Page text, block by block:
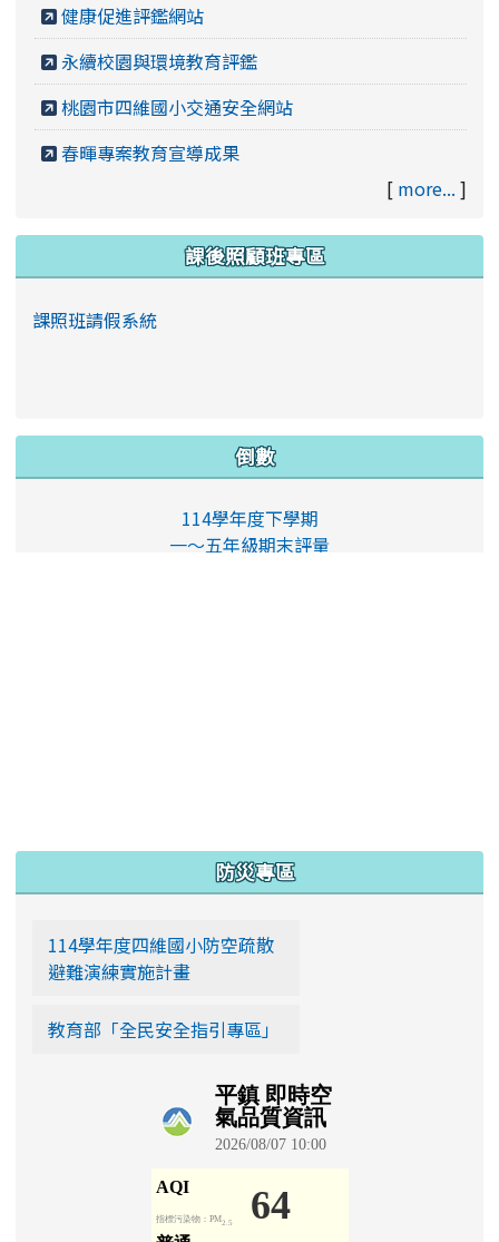
健康促進評鑑網站
永續校園與環境教育評鑑
桃園市四維國小交通安全網站
春暉專案教育宣導成果
[ more... ]
課後照顧班專區
課照班請假系統
倒數
114學年度下學期
一～五年級期末評量
::: 防災專區
114學年度四維國小防空疏散
避難演練實施計畫
教育部「全民安全指引專區」